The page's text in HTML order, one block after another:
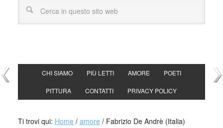
CHI SIAMO PIÙ LETTI AMORE POETI
PITTURA CONTATTI PRIVACY POLICY
Ti trovi qui: Home / amore /Fabrizio De Andrè (Italia)